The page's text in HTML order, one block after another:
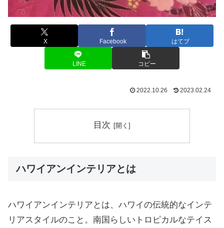
X Facebook はてブ
LINE コピー
2022.10.26 2023.02.24
目次
ハワイアンインテリアとは
ハワイアンインテリアとは、ハワイの伝統的なインテ
リアスタイルのこと。南国らしいトロピカルなテイス